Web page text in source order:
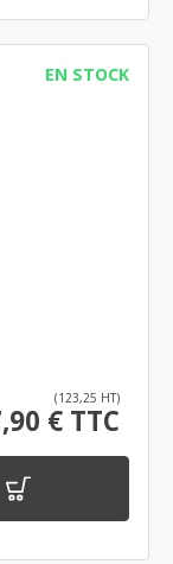
EN STOCK
(123,25 HT)
€ TTC